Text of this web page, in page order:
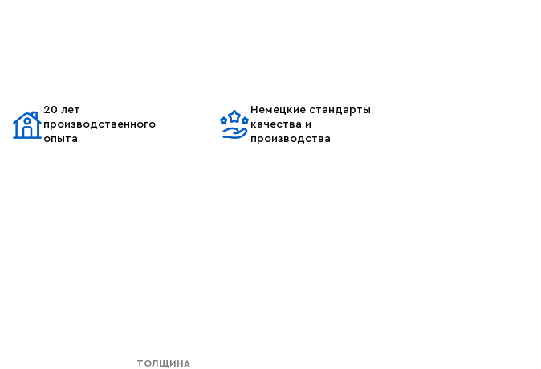
20 лет
производственного
опыта
Немецкие стандарты
качества и
производства
ТОЛЩИНА